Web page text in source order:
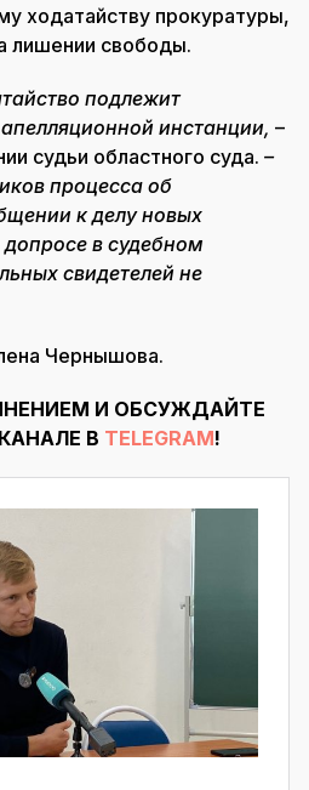
ходатайству прокуратуры,
лишении свободы.
подлежит
инстанции, –
судьи областного суда. –
процесса об
к делу новых
в судебном
свидетелей не
Чернышова.
И ОБСУЖДАЙТЕ
В TELEGRAM!